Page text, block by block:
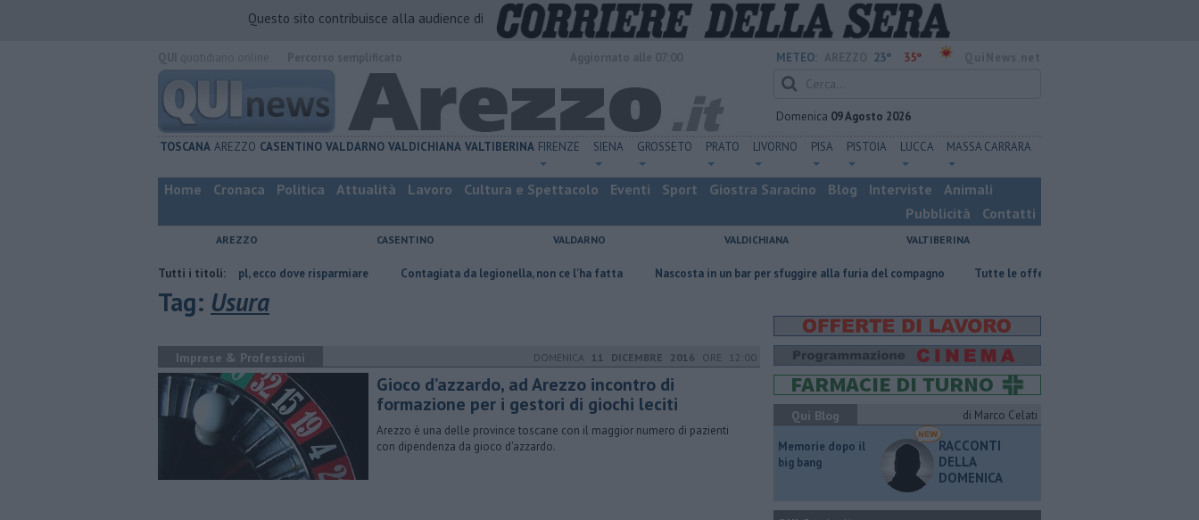
Questo sito contribuisce alla audience di
METEO: 23° 35°
Domenica 09 Agosto 2026
TOSCANA AREZZO CASENTINO VALDARNO VALDICHIANA VALTIBERINA FIRENZE SIENA GROSSETO PRATO LIVORNO PISA PISTOIA LUCCA MASSA CARRARA
Home Cronaca Politica Attualità Lavoro Cultura e Spettacolo Eventi Sport Giostra Saracino Blog Interviste
Animali
Pubblicità
Contatti
AREZZO CASENTINO VALDARNO VALDICHIANA VALTIBERINA
Tutti i titoli:
​Benzina, gasolio, gpl, ecco dove risparmiare Contagiata da legionella, non ce l'ha fatta Nascosta in un bar per sfuggire alla furia del compagno ​Tutte le offerte di lavoro in provincia di Arezzo
Tag: Usura
Imprese & Professioni DOMENICA 11 DICEMBRE 2016 ORE 12:00
Gioco d’azzardo, ad Arezzo incontro di
formazione per i gestori di giochi leciti
Arezzo è una delle province toscane con il maggior numero di pazienti
con dipendenza da gioco d'azzardo.
Qui Blog di Marco Celati
Memorie dopo il
big bang
RACCONTI
DELLA
DOMENICA